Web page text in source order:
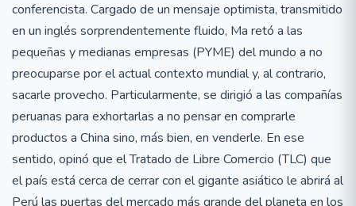
conferencista. Cargado de un mensaje optimista, transmitido
en un inglés sorprendentemente fluido, Ma retó a las
pequeñas y medianas empresas (PYME) del mundo a no
preocuparse por el actual contexto mundial y, al contrario,
sacarle provecho. Particularmente, se dirigió a las compañías
peruanas para exhortarlas a no pensar en comprarle
productos a China sino, más bien, en venderle. En ese
sentido, opinó que el Tratado de Libre Comercio (TLC) que
el país está cerca de cerrar con el gigante asiático le abrirá al
Perú las puertas del mercado más grande del planeta en los